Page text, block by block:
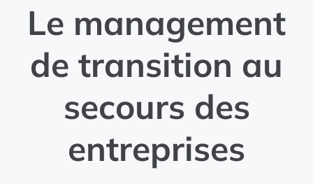
Le management
de transition au
secours des
entreprises